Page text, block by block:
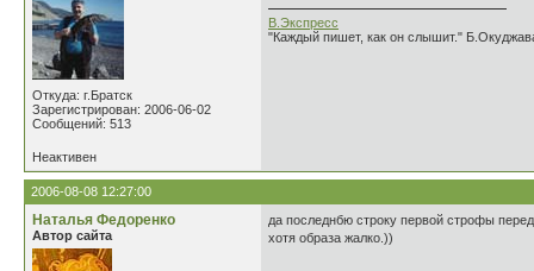
Откуда: г.Братск
Зарегистрирован: 2006-06-02
Сообщений: 513
В.Экспресс
"Каждый пишет, как он слышит."
Неактивен
2006-08-08 12:27:00
Наталья Федоренко
Автор сайта
да последнбю строку первой строфы
хотя образа жалко.))